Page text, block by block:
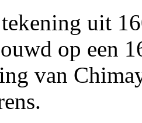
uit
op een
van